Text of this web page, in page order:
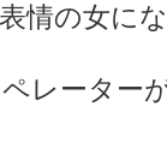
情の女に
レーター